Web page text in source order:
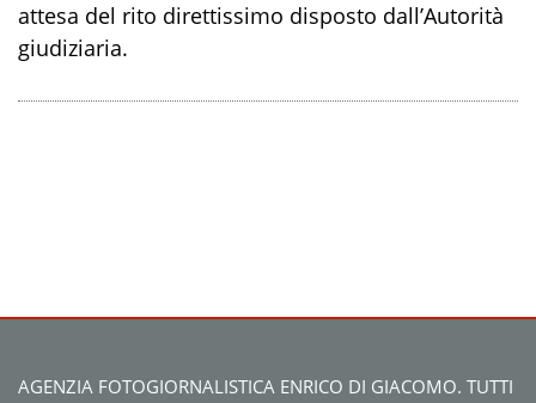
attesa del rito direttissimo disposto dall’Autorità
giudiziaria.
AGENZIA FOTOGIORNALISTICA ENRICO DI GIACOMO. TUTTI